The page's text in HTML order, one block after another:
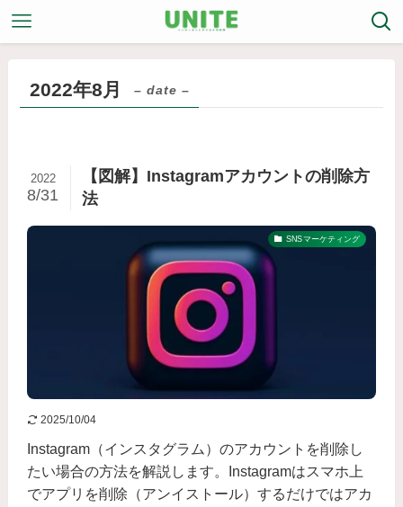
2022年8月 – date –
【図解】Instagramアカウントの削除方
法
2022
8/31
SNSマーケティング
2025/10/04
Instagram（インスタグラム）のアカウントを削除し
たい場合の方法を解説します。Instagramはスマホ上
でアプリを削除（アンイストール）するだけではアカ